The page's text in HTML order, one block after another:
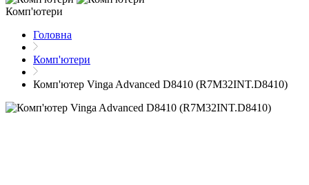
Комп'ютери
Головна
Комп'ютери
Комп'ютер Vinga Advanced D8410 (R7M32INT.D8410)